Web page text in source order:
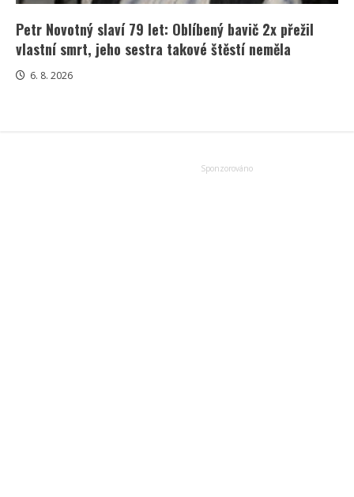
Petr Novotný slaví 79 let: Oblíbený bavič 2x přežil
vlastní smrt, jeho sestra takové štěstí neměla
6. 8. 2026